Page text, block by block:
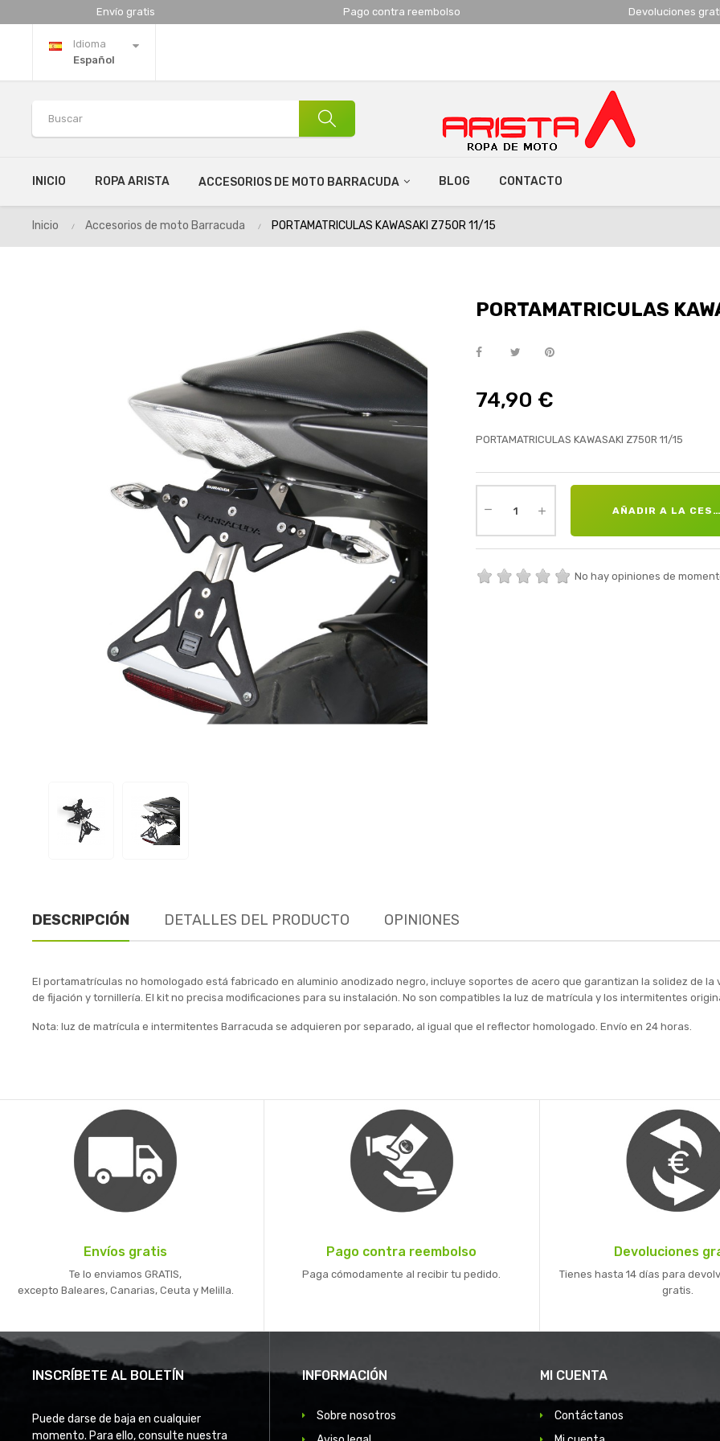
Envío gratis Pago contra reembolso Devoluciones
Idioma
Español
INICIO ROPA ARISTA ACCESORIOS DE MOTO BARRACUDA BLOG CONTACTO
Inicio Accesorios de moto Barracuda PORTAMATRICULAS KAWASAKI Z750R 11/15
PORTAMATRICULAS
74,90 €
PORTAMATRICULAS KAWASAKI Z750R 11/15
AÑADIR A LA
No hay opiniones de
DESCRIPCIÓN DETALLES DEL PRODUCTO OPINIONES
El portamatrículas no homologado está fabricado en aluminio anodizado negro, incluye soportes de acero que garantizan la solidez de
de fijación y tornillería. El kit no precisa modificaciones para su instalación. No son compatibles la luz de matrícula y los intermitentes
Nota: luz de matrícula e intermitentes Barracuda se adquieren por separado, al igual que el reflector homologado. Envío en 24 horas.
Envíos gratis
Te lo enviamos GRATIS,
excepto Baleares, Canarias, Ceuta y Melilla.
Pago contra reembolso
Paga cómodamente al recibir tu pedido.
Devoluciones
Tienes hasta 14 días para
gratis.
INSCRÍBETE AL BOLETÍN
Puede darse de baja en cualquier
momento. Para ello, consulte nuestra
INFORMACIÓN
Sobre nosotros
MI CUENTA
Contáctanos